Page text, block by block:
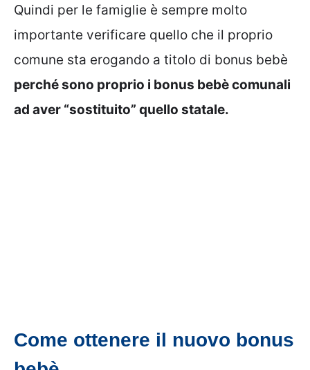
Quindi per le famiglie è sempre molto
importante verificare quello che il proprio
comune sta erogando a titolo di bonus bebè
perché sono proprio i bonus bebè comunali
ad aver “sostituito” quello statale.
Come ottenere il nuovo bonus